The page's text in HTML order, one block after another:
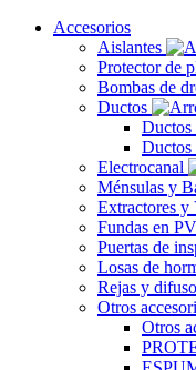
Accesorios
Aislantes
Protector de
Bombas de
Ductos
Ductos
Ductos
Electrocanal
Ménsulas y
Extractores y
Fundas en
Puertas de
Losas de
Rejas y
Otros
Otros